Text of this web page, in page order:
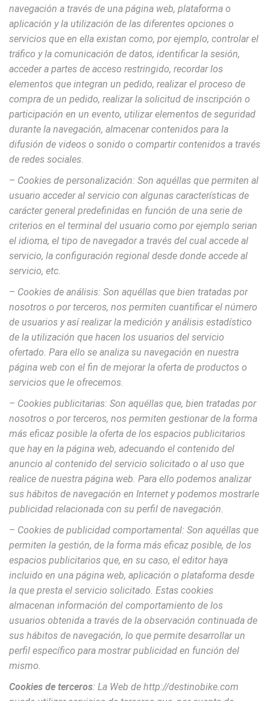
navegación a través de una página web, plataforma o
aplicación y la utilización de las diferentes opciones o
servicios que en ella existan como, por ejemplo, controlar el
tráfico y la comunicación de datos, identificar la sesión,
acceder a partes de acceso restringido, recordar los
elementos que integran un pedido, realizar el proceso de
compra de un pedido, realizar la solicitud de inscripción o
participación en un evento, utilizar elementos de seguridad
durante la navegación, almacenar contenidos para la
difusión de videos o sonido o compartir contenidos a través
de redes sociales.
– Cookies de personalización: Son aquéllas que permiten al
usuario acceder al servicio con algunas características de
carácter general predefinidas en función de una serie de
criterios en el terminal del usuario como por ejemplo serian
el idioma, el tipo de navegador a través del cual accede al
servicio, la configuración regional desde donde accede al
servicio, etc.
– Cookies de análisis: Son aquéllas que bien tratadas por
nosotros o por terceros, nos permiten cuantificar el número
de usuarios y así realizar la medición y análisis estadístico
de la utilización que hacen los usuarios del servicio
ofertado. Para ello se analiza su navegación en nuestra
página web con el fin de mejorar la oferta de productos o
servicios que le ofrecemos.
– Cookies publicitarias: Son aquéllas que, bien tratadas por
nosotros o por terceros, nos permiten gestionar de la forma
más eficaz posible la oferta de los espacios publicitarios
que hay en la página web, adecuando el contenido del
anuncio al contenido del servicio solicitado o al uso que
realice de nuestra página web. Para ello podemos analizar
sus hábitos de navegación en Internet y podemos mostrarle
publicidad relacionada con su perfil de navegación.
– Cookies de publicidad comportamental: Son aquéllas que
permiten la gestión, de la forma más eficaz posible, de los
espacios publicitarios que, en su caso, el editor haya
incluido en una página web, aplicación o plataforma desde
la que presta el servicio solicitado. Estas cookies
almacenan información del comportamiento de los
usuarios obtenida a través de la observación continuada de
sus hábitos de navegación, lo que permite desarrollar un
perfil específico para mostrar publicidad en función del
mismo.
Cookies de terceros: La Web de http://destinobike.com